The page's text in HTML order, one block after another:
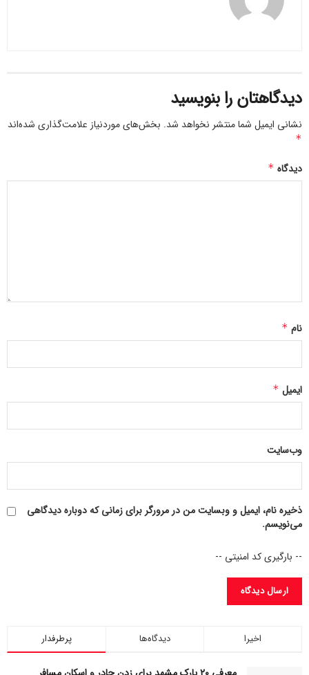
دیدگاهتان را بنویسید
نشانی ایمیل شما منتشر نخواهد شد. بخش‌های موردنیاز علامت‌گذاری شده‌اند
*
دیدگاه*
نام*
ایمیل*
وب‌سایت
ذخیره نام، ایمیل و وبسایت من در مرورگر برای زمانی که دوباره دیدگاهی
می‌نویسم.
-- بارگیری کد امنیتی --
پرطرفدار دیدگاه‌ها اخیرا